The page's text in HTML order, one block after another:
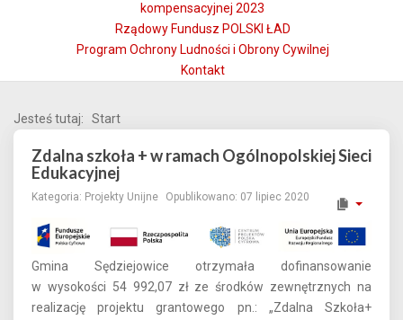
kompensacyjnej 2023
Rządowy Fundusz POLSKI ŁAD
Program Ochrony Ludności i Obrony Cywilnej
Kontakt
Jesteś tutaj: Start
Zdalna szkoła + w ramach Ogólnopolskiej Sieci
Edukacyjnej
Kategoria: Projekty Unijne Opublikowano: 07 lipiec 2020
Gmina Sędziejowice otrzymała dofinansowanie
w wysokości 54 992,07 zł ze środków zewnętrznych na
realizację projektu grantowego pn.: „Zdalna Szkoła+